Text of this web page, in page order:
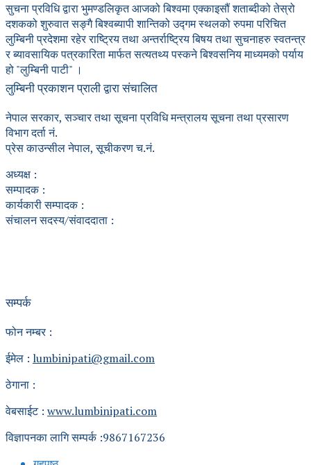
सुचना प्रविधि द्वारा भुमण्डलिकृत आजको बिश्वमा एक्काइसौं शताब्दीको तेस्रो
दशकको शुरुवात सङ्गै बिश्वब्यापी शान्तिको उद्गम स्थलको रुपमा परिचित
लुम्बिनी प्रदेशमा रहेर राष्ट्रिय तथा अन्तर्राष्ट्रिय बिषय तथा सुचनाहरु स्वतन्त्र
र ब्यावसायिक पत्रकारिता मार्फत सत्यतथ्य पस्कने बिश्वसनिय माध्यमको पर्याय
हो "लुम्बिनी पाटी" ।
लुम्बिनी प्रकाशन प्राली द्वारा संचालित
नेपाल सरकार, सञ्चार तथा सूचना प्रविधि मन्त्रालय सूचना तथा प्रसारण
विभाग दर्ता नं.
प्रेस काउन्सील नेपाल, सूचीकरण च.नं.
अध्यक्ष :
सम्पादक :
कार्यकारी सम्पादक :
संचालन सदस्य/संवाददाता :
सम्पर्क
फोन नम्बर :
ईमेल : lumbinipati@gmail.com
ठेगाना :
वेबसाईट : www.lumbinipati.com
विज्ञापनका लागि सम्पर्क :9867167236